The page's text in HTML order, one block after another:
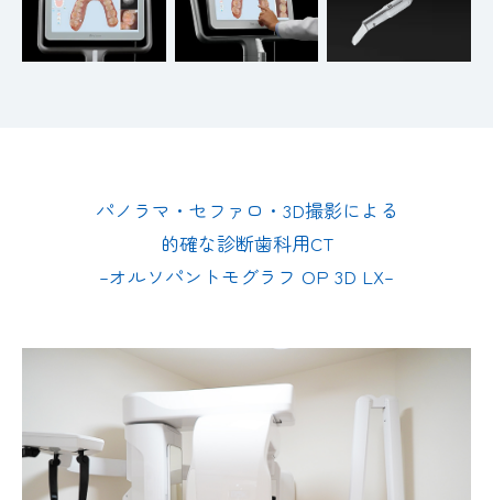
パノラマ・セファロ・3D撮影による
的確な診断歯科用CT
–オルソパントモグラフ OP 3D LX–